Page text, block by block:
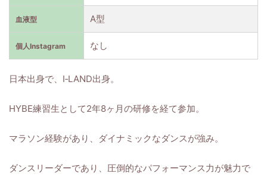
血液型 A型
個人Instagram なし
日本出身で、I‑LAND出身。
HYBE練習生として2年8ヶ月の研修を経て参加。
マラソン経験があり、ダイナミックなダンスが強み。
ダンスリーダーであり、圧倒的なパフォーマンス力が魅力で